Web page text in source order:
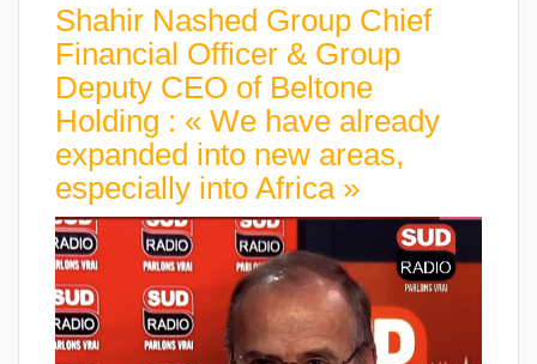
Shahir Nashed Group Chief
Financial Officer & Group
Deputy CEO of Beltone
Holding : « We have already
expanded into new areas,
especially into Africa »